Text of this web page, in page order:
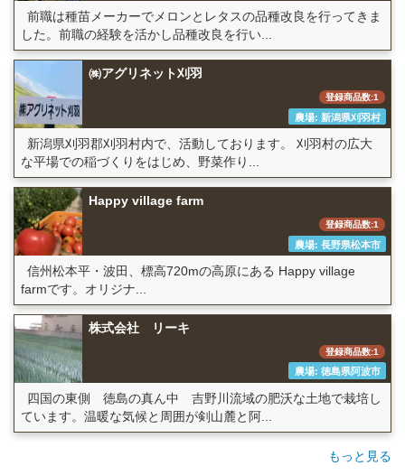
前職は種苗メーカーでメロンとレタスの品種改良を行ってきま
した。前職の経験を活かし品種改良を行い...
㈱アグリネット刈羽
登録商品数:1
農場: 新潟県刈羽村
新潟県刈羽郡刈羽村内で、活動しております。 刈羽村の広大
な平場での稲づくりをはじめ、野菜作り...
Happy village farm
登録商品数:1
農場: 長野県松本市
信州松本平・波田、標高720mの高原にある Happy village
farmです。オリジナ...
株式会社 リーキ
登録商品数:1
農場: 徳島県阿波市
四国の東側 徳島の真ん中 吉野川流域の肥沃な土地で栽培し
ています。温暖な気候と周囲が剣山麓と阿...
もっと見る